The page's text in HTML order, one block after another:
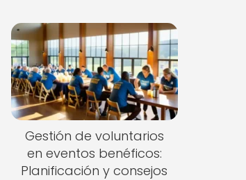
Gestión de voluntarios
en eventos benéficos:
Planificación y consejos